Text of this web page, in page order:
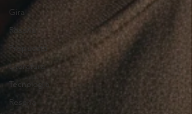
Gira
Reseña
Propuesta
Literatura
Tecnología
Reseña